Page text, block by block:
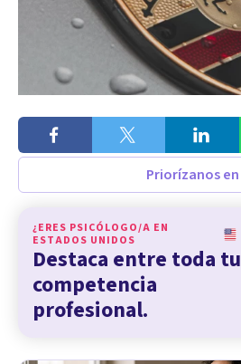
Priorízanos en
¿ERES PSICÓLOGO/A EN
ESTADOS UNIDOS
Destaca entre toda tu
competencia
profesional.